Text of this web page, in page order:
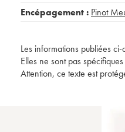
Encépagement : Pinot
Les informations publiées
Elles ne sont pas
Attention, ce texte est